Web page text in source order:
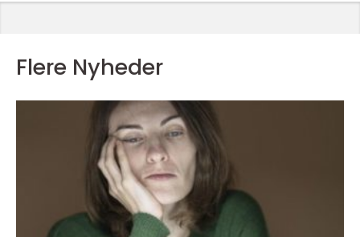
Flere Nyheder